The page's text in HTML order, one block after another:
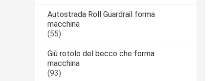
Autostrada Roll Guardrail forma
macchina
(55)
Giù rotolo del becco che forma
macchina
(93)